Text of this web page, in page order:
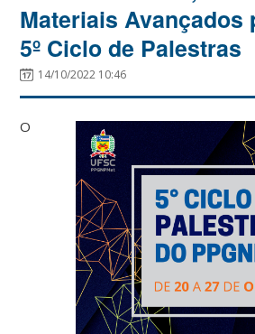
Materiais Avançados
5º Ciclo de Palestras
14/10/2022 10:46
O